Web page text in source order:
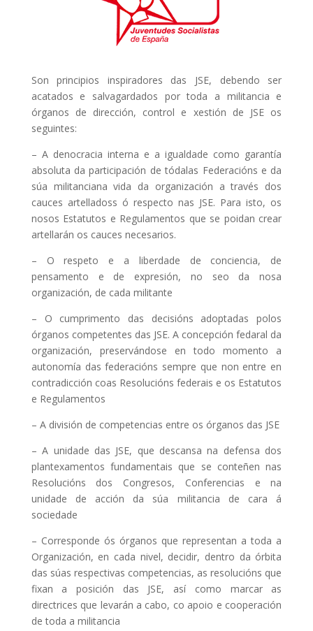
Son principios inspiradores das JSE, debendo ser
acatados e salvagardados por toda a militancia e
órganos de dirección, control e xestión de JSE os
seguintes:
– A denocracia interna e a igualdade como garantía
absoluta da participación de tódalas Federacións e da
súa militanciana vida da organización a través dos
cauces artelladoss ó respecto nas JSE. Para isto, os
nosos Estatutos e Regulamentos que se poidan crear
artellarán os cauces necesarios.
– O respeto e a liberdade de conciencia, de
pensamento e de expresión, no seo da nosa
organización, de cada militante
– O cumprimento das decisións adoptadas polos
órganos competentes das JSE. A concepción fedaral da
organización, preservándose en todo momento a
autonomía das federacións sempre que non entre en
contradicción coas Resolucións federais e os Estatutos
e Regulamentos
– A división de competencias entre os órganos das JSE
– A unidade das JSE, que descansa na defensa dos
plantexamentos fundamentais que se conteñen nas
Resolucións dos Congresos, Conferencias e na
unidade de acción da súa militancia de cara á
sociedade
– Corresponde ós órganos que representan a toda a
Organización, en cada nivel, decidir, dentro da órbita
das súas respectivas competencias, as resolucións que
fixan a posición das JSE, así como marcar as
directrices que levarán a cabo, co apoio e cooperación
de toda a militancia